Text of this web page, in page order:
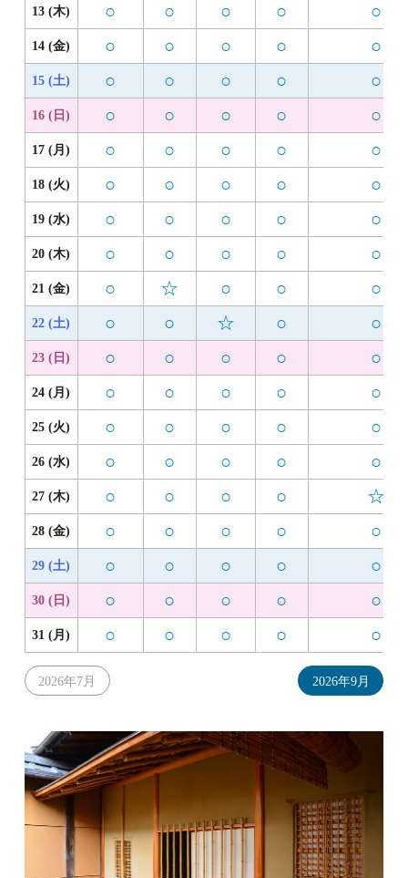
13 (木) ○ ○ ○ ○ ○
14 (金) ○ ○ ○ ○ ○
15 (土) ○ ○ ○ ○ ○
16 (日) ○ ○ ○ ○ ○
17 (月) ○ ○ ○ ○ ○
18 (火) ○ ○ ○ ○ ○
19 (水) ○ ○ ○ ○ ○
20 (木) ○ ○ ○ ○ ○
21 (金) ○ ☆ ○ ○ ○
22 (土) ○ ○ ☆ ○ ○
23 (日) ○ ○ ○ ○ ○
24 (月) ○ ○ ○ ○ ○
25 (火) ○ ○ ○ ○ ○
26 (水) ○ ○ ○ ○ ○
27 (木) ○ ○ ○ ○ ☆
28 (金) ○ ○ ○ ○ ○
29 (土) ○ ○ ○ ○ ○
30 (日) ○ ○ ○ ○ ○
31 (月) ○ ○ ○ ○ ○
2026年7月 2026年9月